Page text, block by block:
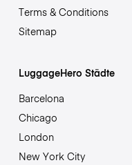
Terms & Conditions
Sitemap
LuggageHero Städte
Barcelona
Chicago
London
New York City